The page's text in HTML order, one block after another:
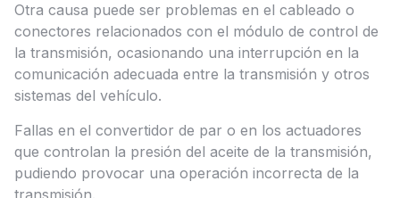
Otra causa puede ser problemas en el cableado o
conectores relacionados con el módulo de control de
la transmisión, ocasionando una interrupción en la
comunicación adecuada entre la transmisión y otros
sistemas del vehículo.
Fallas en el convertidor de par o en los actuadores
que controlan la presión del aceite de la transmisión,
pudiendo provocar una operación incorrecta de la
transmisión.